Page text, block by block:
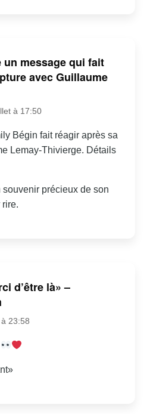
message qui fait
avec Guillaume
à 17:50
Bégin fait réagir après sa
Lemay-Thivierge. Détails
précieux de son
d’être là» –
23:58